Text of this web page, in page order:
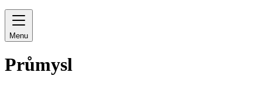
Menu
Průmysl